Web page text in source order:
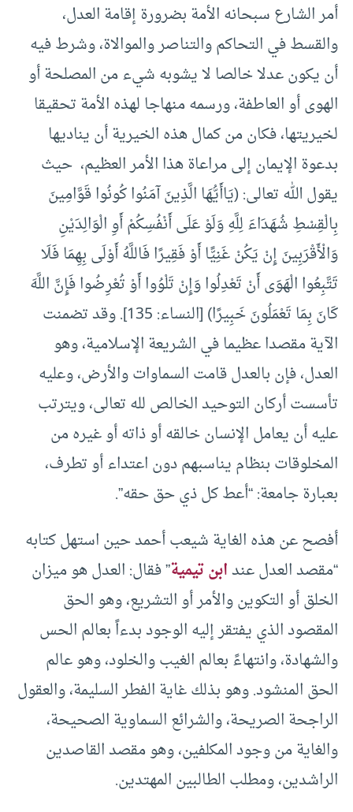
أمر الشارع سبحانه الأمة بضرورة إقامة العدل،
والقسط في التحاكم والتناصر والموالاة، وشرط فيه
أن يكون عدلا خالصا لا يشوبه شيء من المصلحة أو
الهوى أو العاطفة، ورسمه منهاجا لهذه الأمة تحقيقا
لخيريتها، فكان من كمال هذه الخيرية أن يناديها
بدعوة الإيمان إلى مراعاة هذا الأمر العظيم، حيث
يقول الله تعالى: (يَاأَيُّهَا الَّذِينَ آمَنُوا كُونُوا قَوَّامِينَ
بِالْقِسْطِ شُهَدَاءَ لِلَّهِ وَلَوْ عَلَى أَنْفُسِكُمْ أَوِ الْوَالِدَيْنِ
وَالْأَقْرَبِينَ إِنْ يَكُنْ غَنِيًّا أَوْ فَقِيرًا فَاللَّهُ أَوْلَى بِهِمَا فَلَا
تَتَّبِعُوا الْهَوَى أَنْ تَعْدِلُوا وَإِنْ تَلْوُوا أَوْ تُعْرِضُوا فَإِنَّ اللَّهَ
كَانَ بِمَا تَعْمَلُونَ خَبِيرًا) [النساء: 135]. وقد تضمنت
الآية مقصدا عظيما في الشريعة الإسلامية، وهو
العدل، فإن بالعدل قامت السماوات والأرض، وعليه
تأسست أركان التوحيد الخالص لله تعالى، ويترتب
عليه أن يعامل الإنسان خالقه أو ذاته أو غيره من
المخلوقات بنظام يناسبهم دون اعتداء أو تطرف،
بعبارة جامعة: “أعط كل ذي حق حقه”.
أفصح عن هذه الغاية شيعب أحمد حين استهل كتابه
“مقصد العدل عندابن تيمية” فقال: العدل هو ميزان
الخلق أو التكوين والأمر أو التشريع، وهو الحق
المقصود الذي يفتقر إليه الوجود بدءاً بعالم الحس
والشهادة، وانتهاءً بعالم الغيب والخلود، وهو عالم
الحق المنشود. وهو بذلك غاية الفطر السليمة، والعقول
الراجحة الصريحة، والشرائع السماوية الصحيحة،
والغاية من وجود المكلفين، وهو مقصد القاصدين
الراشدين، ومطلب الطالبين المهتدين.